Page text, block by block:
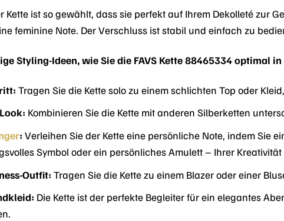
Kette ist so gewählt, dass sie perfekt auf Ihrem Dekolleté zur
feminine Note. Der Verschluss ist stabil und einfach zu
Styling-Ideen, wie Sie die FAVS Kette 88465334 optimal in
Tragen Sie die Kette solo zu einem schlichten Top oder
Kombinieren Sie die Kette mit anderen Silberketten
: Verleihen Sie der Kette eine persönliche Note, indem Sie
Symbol oder ein persönliches Amulett – Ihrer
Outfit: Tragen Sie die Kette zu einem Blazer oder einer
Die Kette ist der perfekte Begleiter für ein elegantes